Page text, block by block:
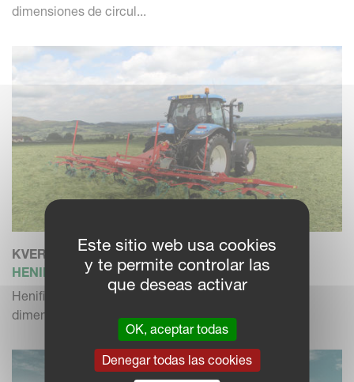
dimensiones de circul...
KVERNELAND 8576
HENIFICADORES
Henificador suspendido para trabajos pesados con
dimensiones de circul...
Este sitio web usa cookies
y te permite controlar las
que deseas activar
OK, aceptar todas
Denegar todas las cookies